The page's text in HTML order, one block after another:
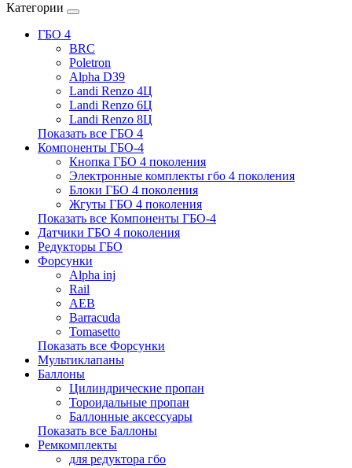
Категории
ГБО 4
BRC
Poletron
Alpha D39
Landi Renzo 4Ц
Landi Renzo 6Ц
Landi Renzo 8Ц
Показать все ГБО 4
Компоненты ГБО-4
Кнопка ГБО 4 поколения
Электронные комплекты гбо 4 поколения
Блоки ГБО 4 поколения
Жгуты ГБО 4 поколения
Показать все Компоненты ГБО-4
Датчики ГБО 4 поколения
Редукторы ГБО
Форсунки
Alpha inj
Rail
AEB
Barracuda
Tomasetto
Показать все Форсунки
Мультиклапаны
Баллоны
Цилиндрические пропан
Тороидальные пропан
Баллонные аксессуары
Показать все Баллоны
Ремкомплекты
для редуктора гбо